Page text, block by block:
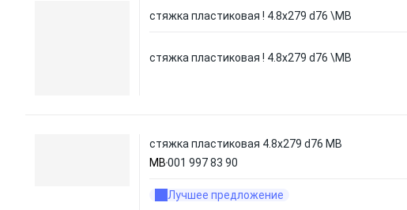
стяжка пластиковая ! 4.8х279 d76 \MB
стяжка пластиковая ! 4.8х279 d76 \MB
стяжка пластиковая 4.8х279 d76 MB
MB001 997 83 90
Лучшее предложение